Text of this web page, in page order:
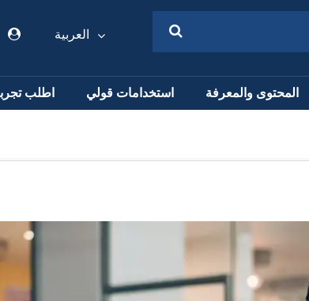
العربية
المحتوى والمعرفة استخدامات قولي اطلب